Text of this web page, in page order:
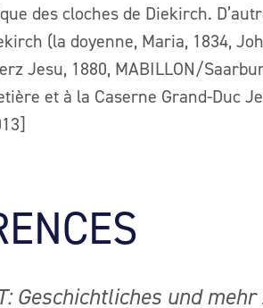
des cloches de Diekirch.
(la doyenne, Maria, 1834,
Jesu, 1880, MABILLON/
et à la Caserne Grand-Duc
Geschichtliches und